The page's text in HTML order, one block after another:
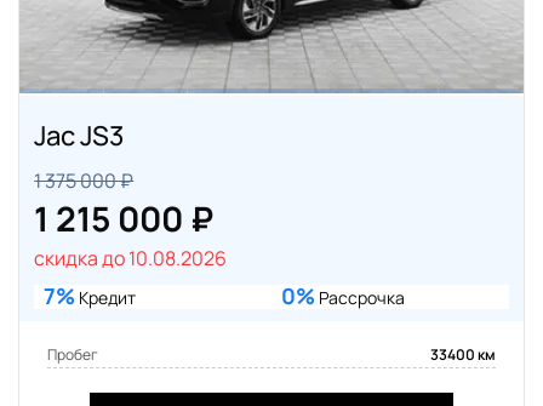
Jac JS3
1 375 000 ₽
1 215 000 ₽
скидка до 10.08.2026
7% Кредит 0% Рассрочка
Пробег 33400 км